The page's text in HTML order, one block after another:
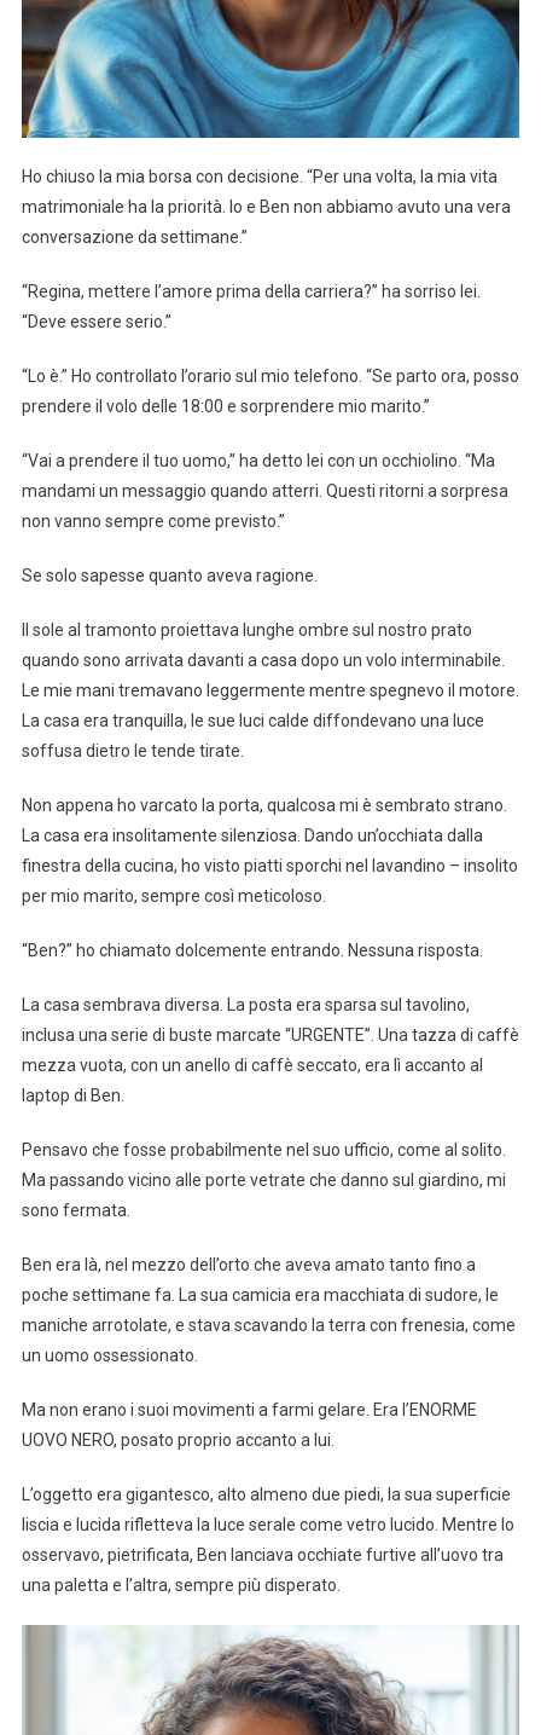
Ho chiuso la mia borsa con decisione. “Per una volta, la mia vita
matrimoniale ha la priorità. Io e Ben non abbiamo avuto una vera
conversazione da settimane.”
“Regina, mettere l’amore prima della carriera?” ha sorriso lei.
“Deve essere serio.”
“Lo è.” Ho controllato l’orario sul mio telefono. “Se parto ora, posso
prendere il volo delle 18:00 e sorprendere mio marito.”
“Vai a prendere il tuo uomo,” ha detto lei con un occhiolino. “Ma
mandami un messaggio quando atterri. Questi ritorni a sorpresa
non vanno sempre come previsto.”
Se solo sapesse quanto aveva ragione.
Il sole al tramonto proiettava lunghe ombre sul nostro prato
quando sono arrivata davanti a casa dopo un volo interminabile.
Le mie mani tremavano leggermente mentre spegnevo il motore.
La casa era tranquilla, le sue luci calde diffondevano una luce
soffusa dietro le tende tirate.
Non appena ho varcato la porta, qualcosa mi è sembrato strano.
La casa era insolitamente silenziosa. Dando un’occhiata dalla
finestra della cucina, ho visto piatti sporchi nel lavandino – insolito
per mio marito, sempre così meticoloso.
“Ben?” ho chiamato dolcemente entrando. Nessuna risposta.
La casa sembrava diversa. La posta era sparsa sul tavolino,
inclusa una serie di buste marcate “URGENTE”. Una tazza di caffè
mezza vuota, con un anello di caffè seccato, era lì accanto al
laptop di Ben.
Pensavo che fosse probabilmente nel suo ufficio, come al solito.
Ma passando vicino alle porte vetrate che danno sul giardino, mi
sono fermata.
Ben era là, nel mezzo dell’orto che aveva amato tanto fino a
poche settimane fa. La sua camicia era macchiata di sudore, le
maniche arrotolate, e stava scavando la terra con frenesia, come
un uomo ossessionato.
Ma non erano i suoi movimenti a farmi gelare. Era l’ENORME
UOVO NERO, posato proprio accanto a lui.
L’oggetto era gigantesco, alto almeno due piedi, la sua superficie
liscia e lucida rifletteva la luce serale come vetro lucido. Mentre lo
osservavo, pietrificata, Ben lanciava occhiate furtive all’uovo tra
una paletta e l’altra, sempre più disperato.